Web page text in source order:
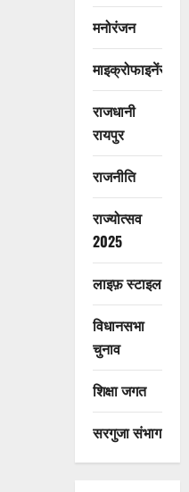
मनोरंजन
माइक्रोफाइनेंस
राजधानी
रायपुर
राजनीति
राज्योत्सव
2025
लाइफ़ स्टाइल
विधानसभा
चुनाव
शिक्षा जगत
सरगुजा संभाग